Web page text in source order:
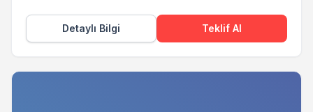
Detaylı Bilgi Teklif Al